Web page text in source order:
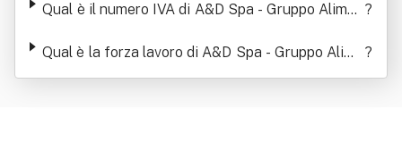
Qual è il numero IVA di A&D Spa - Gruppo Alimen ?
Qual è la forza lavoro di A&D Spa - Gruppo Alime
ntare E Dietetico
?